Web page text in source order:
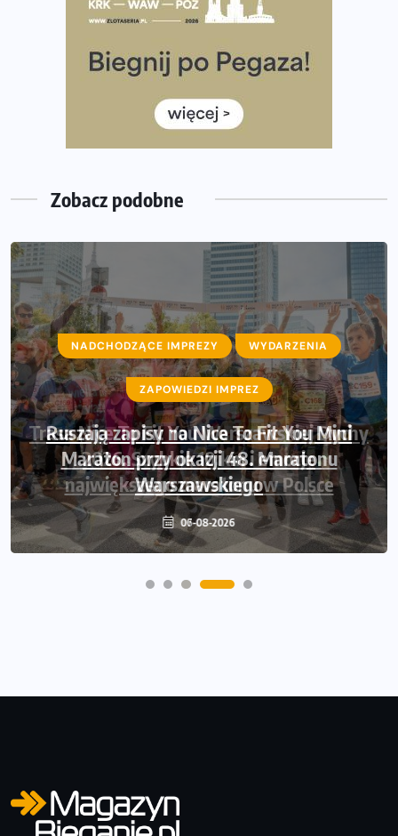
Co ma dużo białka? Produkty, które warto włączyć do
Rozbiegany Olsztyn szykuje się na weekend z
Już w tę sobotę 35. Bieg Powstania Warszawskiego.
Wystartuje rekordowa liczba uczestników
Zobacz podobne
NADCHODZĄCE IMPREZY WYDARZENIA
ZAPOWIEDZI IMPREZ
Ruszają zapisy na Nice To Fit You Mini
Maraton przy okazji 48. Maratonu
Warszawskiego
06-08-2026